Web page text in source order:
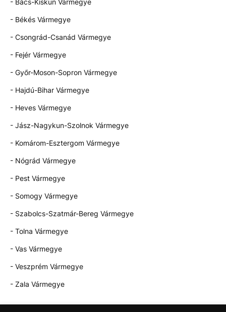
- Békés Vármegye
- Csongrád-Csanád Vármegye
- Fejér Vármegye
- Győr-Moson-Sopron Vármegye
- Hajdú-Bihar Vármegye
- Heves Vármegye
- Jász-Nagykun-Szolnok Vármegye
- Komárom-Esztergom Vármegye
- Nógrád Vármegye
- Pest Vármegye
- Somogy Vármegye
- Szabolcs-Szatmár-Bereg Vármegye
- Tolna Vármegye
- Vas Vármegye
- Veszprém Vármegye
- Zala Vármegye